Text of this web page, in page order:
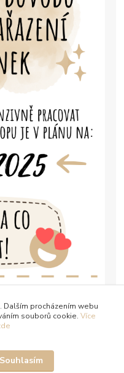
procházením webu
souborů cookie. Více
Souhlasím